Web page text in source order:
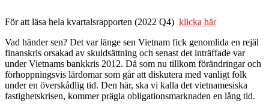
För att läsa hela kvartalsrapporten (2022 Q4) klicka här
Vad händer sen? Det var länge sen Vietnam fick genomlida en rejäl
finanskris orsakad av skuldsättning och senast det inträffade var
under Vietnams bankkris 2012. Då som nu tillkom förändringar och
förhoppningsvis lärdomar som går att diskutera med vanligt folk
under en överskådlig tid. Den här, ska vi kalla det vietnamesiska
fastighetskrisen, kommer prägla obligationsmarknaden en lång tid.